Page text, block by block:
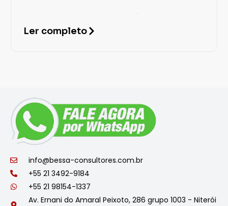
para atividades estratégicas e
Ler completo
info@bessa-consultores.com.br
+55 21 3492-9184
+55 21 98154-1337
Av. Ernani do Amaral Peixoto, 286 grupo 1003 - Niterói